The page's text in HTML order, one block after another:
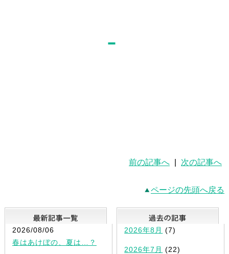
前の記事へ 次の記事へ
ページの先頭へ戻る
最新記事一覧
2026/08/06
春はあけぼの、夏は…？
2026年8月 (7)
2026年7月 (22)